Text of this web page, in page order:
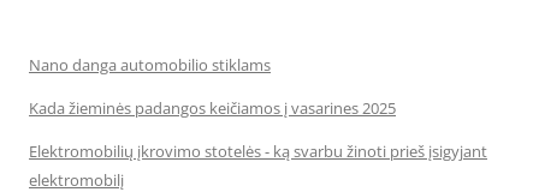
Nano danga automobilio stiklams
Kada žieminės padangos keičiamos į vasarines 2025
Elektromobilių įkrovimo stotelės - ką svarbu žinoti prieš įsigyjant
elektromobilį